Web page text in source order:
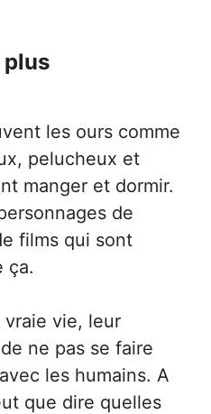
plus
les ours comme
pelucheux et
manger et dormir.
de
films qui sont
ça.
vraie vie, leur
ne pas se faire
les humains. A
que dire quelles